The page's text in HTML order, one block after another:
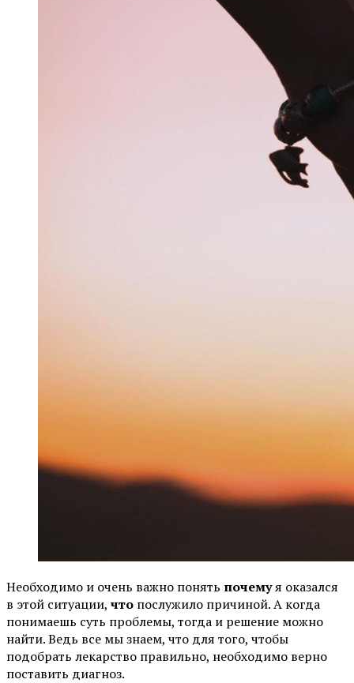
Необходимо и очень важно понять почемуя оказался
в этой ситуации, что послужило причиной. А когда
понимаешь суть проблемы, тогда и решение можно
найти. Ведь все мы знаем, что для того, чтобы
подобрать лекарство правильно, необходимо верно
поставить диагноз.